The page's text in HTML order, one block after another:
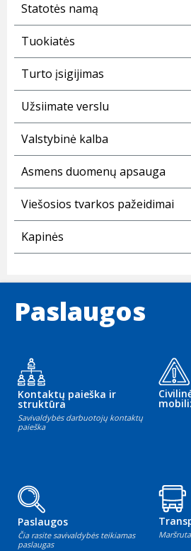
Statotės namą
Tuokiatės
Turto įsigijimas
Užsiimate verslu
Valstybinė kalba
Asmens duomenų apsauga
Viešosios tvarkos pažeidimai
Kapinės
Paslaugos
Kontaktų paieška ir
struktūra
Savivaldybės darbuotojų kontaktų
paieška
Paslaugos
Čia rasite savivaldybės teikiamas
paslaugas